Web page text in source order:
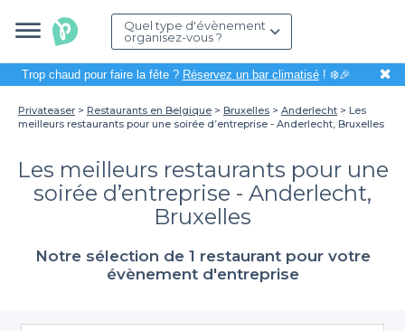
Quel type d'évènement
organisez-vous ?
Trop chaud pour faire la fête ? Réservez un bar climatisé! ❄️🎉 ✖
Privateaser Restaurants en Belgique Bruxelles Anderlecht
Les
meilleurs restaurants pour une soirée d’entreprise - Anderlecht, Bruxelles
Les meilleurs restaurants pour une
soirée d’entreprise - Anderlecht,
Bruxelles
Notre sélection de 1 restaurant pour votre
évènement d'entreprise